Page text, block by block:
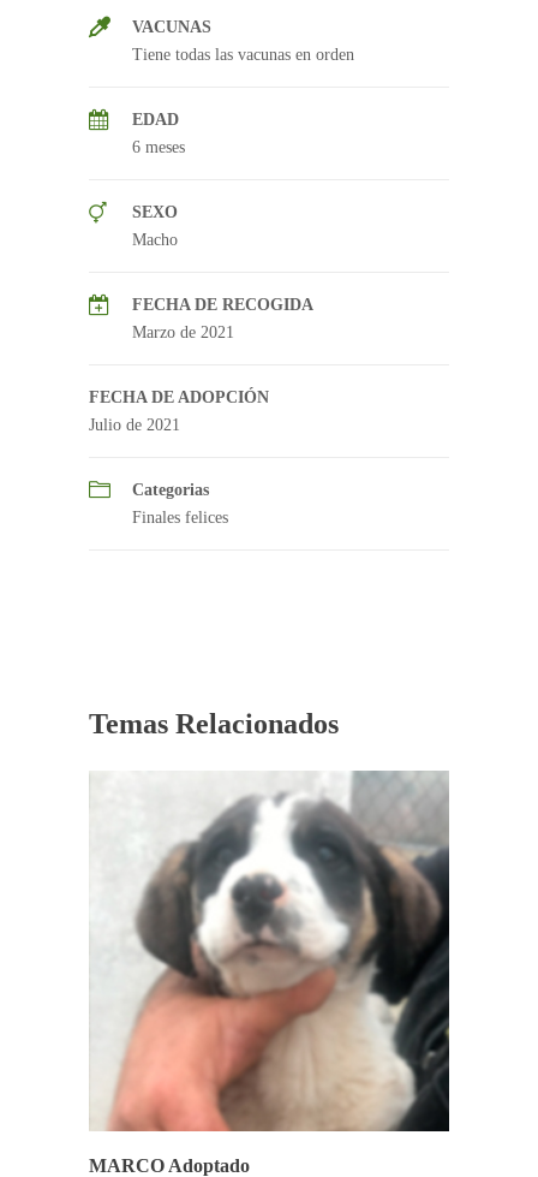
VACUNAS
Tiene todas las vacunas en orden
EDAD
6 meses
SEXO
Macho
FECHA DE RECOGIDA
Marzo de 2021
FECHA DE ADOPCIÓN
Julio de 2021
Categorias
Finales felices
Temas Relacionados
MARCO Adoptado